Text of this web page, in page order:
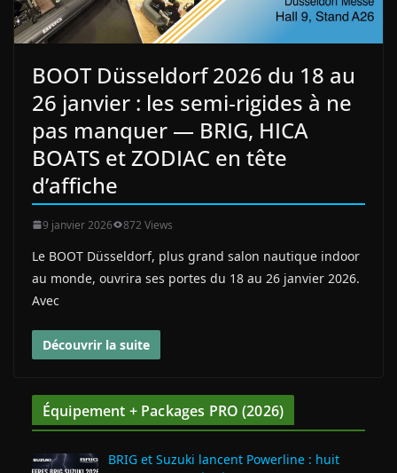
BOOT Düsseldorf 2026 du 18 au
26 janvier : les semi‑rigides à ne
pas manquer — BRIG, HICA
BOATS et ZODIAC en tête
d’affiche
9 janvier 2026 872 Views
Le BOOT Düsseldorf, plus grand salon nautique indoor
au monde, ouvrira ses portes du 18 au 26 janvier 2026.
Avec
Découvrir la suite
Équipement + Packages PRO (2026)
BRIG et Suzuki lancent Powerline : huit